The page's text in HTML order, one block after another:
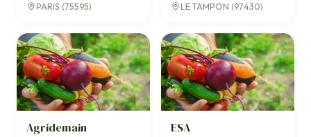
PARIS (75595) LE TAMPON (97430)
Agridemain ESA